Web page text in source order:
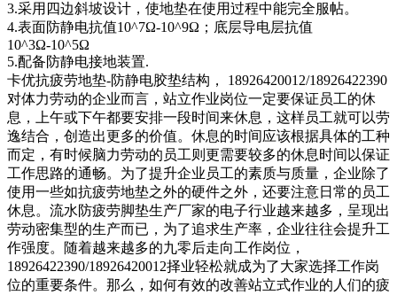
3.采用四边斜坡设计，使地垫在使用过程中能完全服帖。
4.表面防静电抗值10^7Ω-10^9Ω；底层导电层抗值
10^3Ω-10^5Ω
5.配备防静电接地装置.
卡优抗疲劳地垫-防静电胶垫结构， 18926420012/18926422390
对体力劳动的企业而言，站立作业岗位一定要保证员工的休
息，上午或下午都要安排一段时间来休息，这样员工就可以劳
逸结合，创造出更多的价值。休息的时间应该根据具体的工种
而定，有时候脑力劳动的员工则更需要较多的休息时间以保证
工作思路的通畅。为了提升企业员工的素质与质量，企业除了
使用一些如抗疲劳地垫之外的硬件之外，还要注意日常的员工
休息。流水防疲劳脚垫生产厂家的电子行业越来越多，呈现出
劳动密集型的生产而已，为了追求生产率，企业往往会提升工
作强度。随着越来越多的九零后走向工作岗位，
18926422390/18926420012择业轻松就成为了大家选择工作岗
位的重要条件。那么，如何有效的改善站立式作业的人们的疲